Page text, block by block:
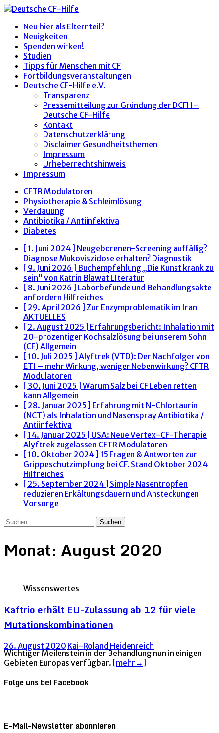
Neu hier als Elternteil?
Neuigkeiten
Spenden wirken!
Studien
Tipps für Menschen mit CF
Fortbildungsveranstaltungen
Deutsche CF-Hilfe e.V.
Transparenz
Pressemitteilung zur Gründung der DCFH –
Deutsche CF-Hilfe
Kontakt
Datenschutzerklärung
Disclaimer Gesundheitsthemen
Impressum
Urheberrechtshinweis
Impressum
CFTR Modulatoren
Physiotherapie & Schleimlösung
Verdauung
Antibiotika / Antiinfektiva
Diabetes
[ 1. Juni 2024 ] Neugeborenen-Screening auffällig?
Diagnose Mukoviszidose erhalten? Diagnostik
[ 9. Juni 2026 ] Buchempfehlung „Die Kunst krank zu
sein“ von Katrin Blawat LIteratur
[ 8. Juni 2026 ] Laborbefunde und Behandlungsakte
anfordern Hilfreiches
[ 29. April 2026 ] Zur Enzymproblematik im Iran
AKTUELLES
[ 2. August 2025 ] Erfahrungsbericht: Inhalation mit
20-prozentiger Kochsalzlösung bei unserem Sohn
(CF) Allgemein
[ 10. Juli 2025 ] Alyftrek (VTD): Der Nachfolger von
ETI – mehr Wirkung, weniger Nebenwirkung? CFTR
Modulatoren
[ 30. Juni 2025 ] Warum Salz bei CF Leben retten
kann Allgemein
[ 28. Januar 2025 ] Erfahrung mit N-Chlortaurin
(NCT) als Inhalation und NasensprayAntibiotika /
Antiinfektiva
[ 14. Januar 2025 ] USA: Neue Vertex-CF-Therapie
Alyftrek zugelassen CFTR Modulatoren
[ 10. Oktober 2024 ] 15 Fragen & Antworten zur
Grippeschutzimpfung bei CF. Stand Oktober 2024
Hilfreiches
[ 25. September 2024 ] Simple Nasentropfen
reduzieren Erkältungsdauern und Ansteckungen
Vorsorge
Suchen
Monat: August 2020
Wissenswertes
Kaftrio erhält EU-Zulassung ab 12 für viele
Mutationskombinationen
26. August 2020 Kai-Roland Heidenreich
Wichtiger Meilenstein in der Behandlung nun in einigen
Gebieten Europas verfügbar. [mehr→]
Folge uns bei Facebook
E-Mail-Newsletter abonnieren